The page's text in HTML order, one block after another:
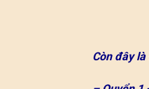
Còn đây là